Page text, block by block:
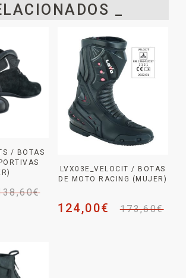
_
/ BOTAS
€
LVX03E_VELOCIT / BOTAS
DE MOTO RACING (MUJER)
173,60€
124,00€